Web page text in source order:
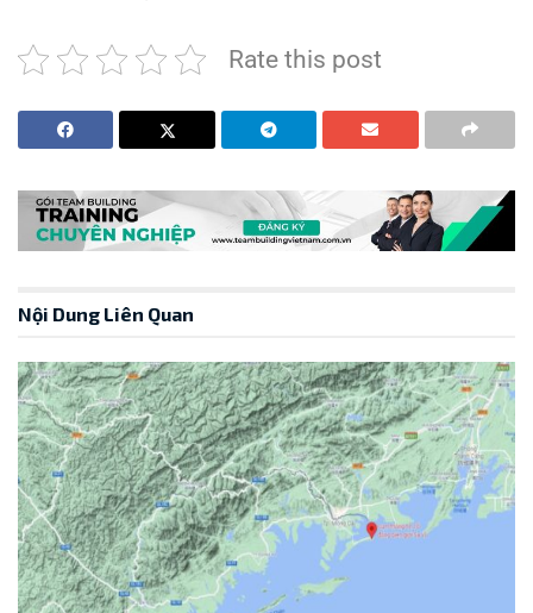
Rate this post
Nội Dung Liên Quan